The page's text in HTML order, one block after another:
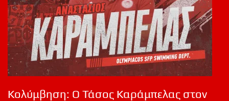
Κολύμβηση: Ο Τάσος Καράμπελας στον